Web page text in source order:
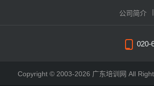
公司简介
020-
Copyright © 2003-2026 广东培训网 All